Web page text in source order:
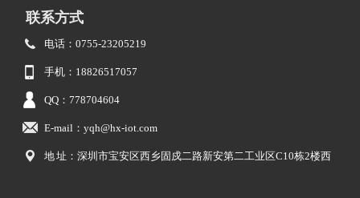
联系方式
电话：0755-23205219
手机：18826517057
QQ：778704604
E-mail：yqh@hx-iot.com
地 址：深圳市宝安区西乡固戍二路新安第二工业区C10栋2楼西